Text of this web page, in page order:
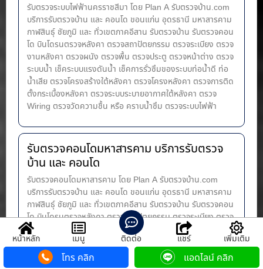
รับตรวจระบบไฟฟ้านครราชสีมา โดย Plan A รับตรวจบ้าน.com
บริการรับตรวจบ้าน และ คอนโด ขอนแก่น อุดรธานี มหาสารคาม
กาฬสินธุ์ ชัยภูมิ และ ทั่วเขตภาคอีสาน รับตรวจบ้าน รับตรวจคอน
โด บินโดรนตรวจหลังคา ตรวจสถาปัตยกรรม ตรวจระเบียง ตรวจ
งานหลังคา ตรวจผนัง ตรวจพื้น ตรวจประตู ตรวจหน้าต่าง​ ตรวจ
ระบบน้ำ เช็คระบบแรงดันน้ำ เช็คการรั่วซึมของระบบท่อน้ำ​ดี ท่อ
น้ำ​เสีย ตรวจโครงสร้างใต้หลังคา ตรวจโครงหลังคา ตรวจการติด
ตั้งกระเบื้องหลังคา ตรวจระบบระบายอากาศใต้หลังคา ตรวจ
Wiring ตรวจวัดความชื้น หรือ คราบน้ำซึม ตรวจระบบไฟฟ้า
รับตรวจคอนโดมหาสารคาม บริการรับตรวจ
บ้าน และ คอนโด
รับตรวจคอนโดมหาสารคาม โดย Plan A รับตรวจบ้าน.com
บริการรับตรวจบ้าน และ คอนโด ขอนแก่น อุดรธานี มหาสารคาม
กาฬสินธุ์ ชัยภูมิ และ ทั่วเขตภาคอีสาน รับตรวจบ้าน รับตรวจคอน
โด บินโดรนตรวจหลังคา ตรวจสถาปัตยกรรม ตรวจระเบียง ตรวจ
งานหลังคา ตรวจผนัง ตรวจพื้น ตรวจประตู ตรวจหน้าต่าง​ ตรวจ
ระบบน้ำ เช็คระบบแรงดันน้ำ เช็คการรั่วซึมของระบบท่อน้ำ​ดี ท่อ
น้ำ​เสีย ตรวจโครงสร้างใต้หลังคา ตรวจโครงหลังคา ตรวจการติด
ตั้งกระเบื้องหลังคา ตรวจระบบระบายอากาศใต้หลังคา ตรวจ
หน้าหลัก เมนู ติดต่อ แชร์ เพิ่มเติม
โทร คลิก แอดไลน์ คลิก